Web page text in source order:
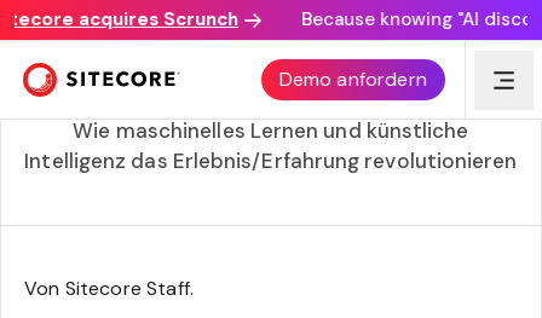
acquires Scrunch Because knowing "AI
Demo anfordern
Wichtige Ratschläge zur Optimierung Ihrer E-
Commerce / Handel Website für Autoteile
Wie maschinelles Lernen und künstliche
Intelligenz das Erlebnis/Erfahrung revolutionieren
Von Sitecore Staff.